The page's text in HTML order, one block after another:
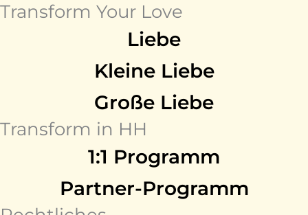
Transform Your Love
Liebe
Kleine Liebe
Große Liebe
Transform in HH
1:1 Programm
Partner-Programm